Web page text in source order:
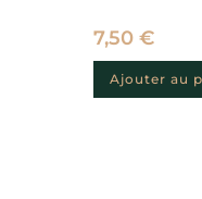
7,50 €
Ajouter au